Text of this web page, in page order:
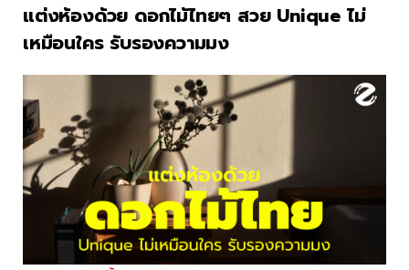
แต่งห้องด้วย ดอกไม้ไทยๆ สวย Unique ไม่
เหมือนใคร รับรองความมง